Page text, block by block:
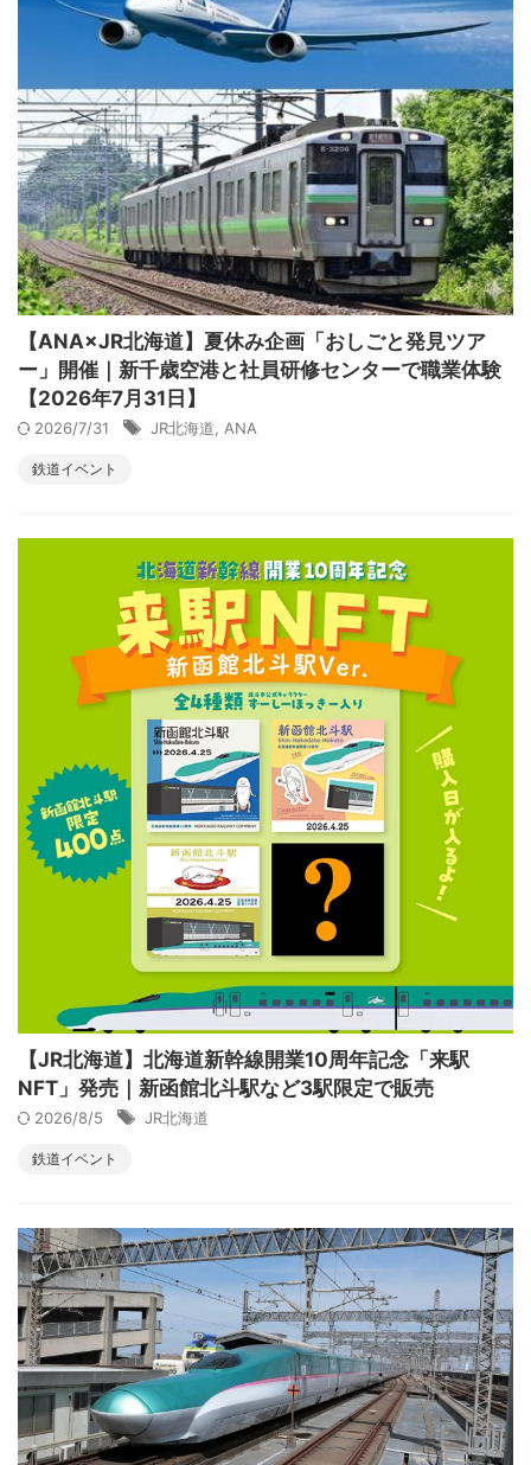
【ANA×JR北海道】夏休み企画「おしごと発見ツア
ー」開催｜新千歳空港と社員研修センターで職業体験
【2026年7月31日】
2026/7/31 JR北海道 ANA
鉄道イベント
【JR北海道】北海道新幹線開業10周年記念「来駅
NFT」発売｜新函館北斗駅など3駅限定で販売
2026/8/5 JR北海道
鉄道イベント